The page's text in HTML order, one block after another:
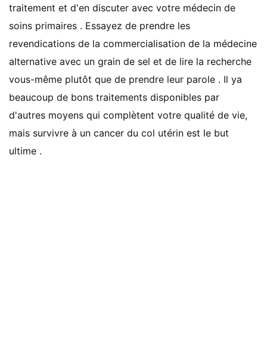
traitement et d'en discuter avec votre médecin de
soins primaires . Essayez de prendre les
revendications de la commercialisation de la médecine
alternative avec un grain de sel et de lire la recherche
vous-même plutôt que de prendre leur parole . Il ya
beaucoup de bons traitements disponibles par
d'autres moyens qui complètent votre qualité de vie,
mais survivre à un cancer du col utérin est le but
ultime .